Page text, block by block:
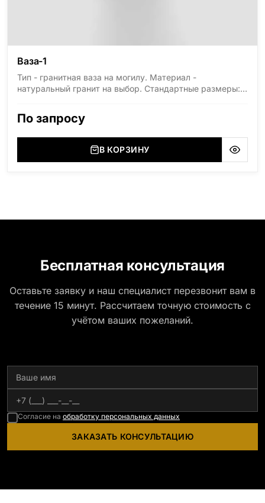
Ваза-1
Тип - гранитная ваза на могилу. Материал -
натуральный гранит на выбор. Стандартные размеры:
По запросу
В КОРЗИНУ
Бесплатная консультация
Оставьте заявку и наш специалист перезвонит вам в
течение 15 минут. Рассчитаем точную стоимость с
учётом ваших пожеланий.
Согласие на обработку персональных данных
ЗАКАЗАТЬ КОНСУЛЬТАЦИЮ